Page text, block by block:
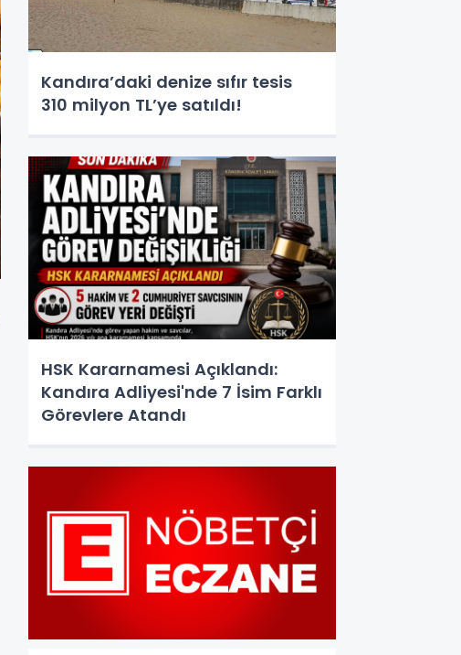
Kandıra’daki denize sıfır tesis
310 milyon TL’ye satıldı!
HSK Kararnamesi Açıklandı:
Kandıra Adliyesi'nde 7 İsim Farklı
Görevlere Atandı